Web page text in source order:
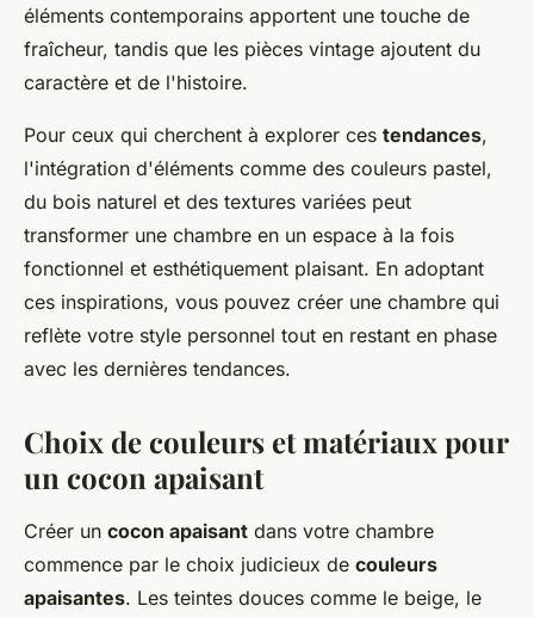
éléments contemporains apportent une touche de
fraîcheur, tandis que les pièces vintage ajoutent du
caractère et de l'histoire.
Pour ceux qui cherchent à explorer ces tendances,
l'intégration d'éléments comme des couleurs pastel,
du bois naturel et des textures variées peut
transformer une chambre en un espace à la fois
fonctionnel et esthétiquement plaisant. En adoptant
ces inspirations, vous pouvez créer une chambre qui
reflète votre style personnel tout en restant en phase
avec les dernières tendances.
Choix de couleurs et matériaux pour
un cocon apaisant
Créer un cocon apaisant dans votre chambre
commence par le choix judicieux de couleurs
apaisantes. Les teintes douces comme le beige, le